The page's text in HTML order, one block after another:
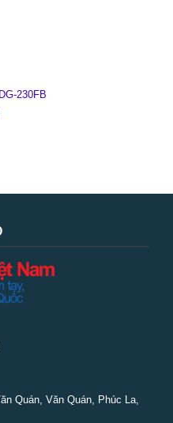
230FB
Quán, Văn Quán, Phúc La,